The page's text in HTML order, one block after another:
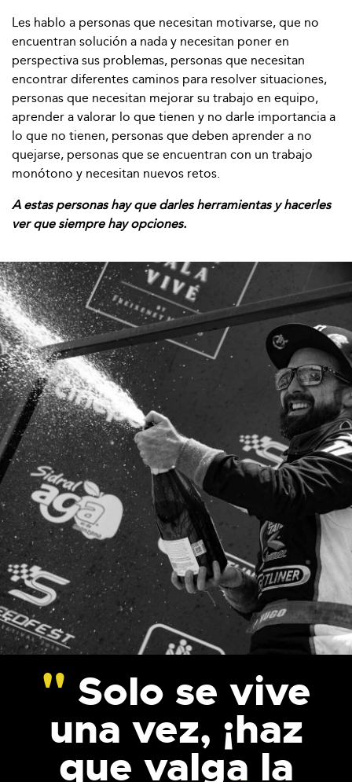
Les hablo a personas que necesitan motivarse, que no
encuentran solución a nada y necesitan poner en
perspectiva sus problemas, personas que necesitan
encontrar diferentes caminos para resolver situaciones,
personas que necesitan mejorar su trabajo en equipo,
aprender a valorar lo que tienen y no darle importancia a
lo que no tienen, personas que deben aprender a no
quejarse, personas que se encuentran con un trabajo
monótono y necesitan nuevos retos.
A estas personas hay que darles herramientas y hacerles
ver que siempre hay opciones.
Solo se vive
una vez, ¡haz
que valga la